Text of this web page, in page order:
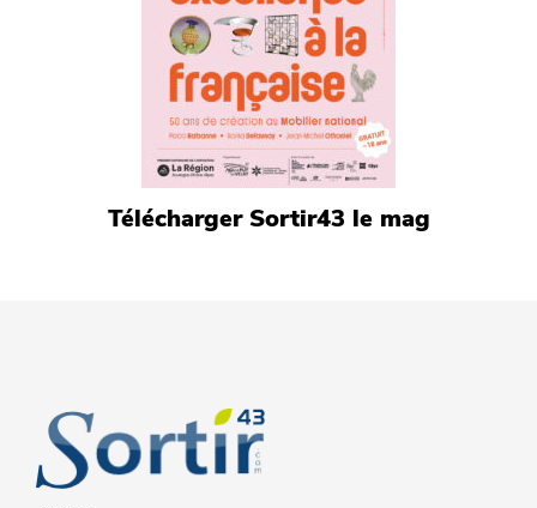
Télécharger Sortir43 le mag